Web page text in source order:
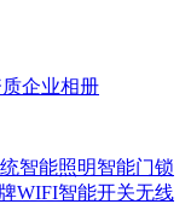
企业相册
智能照明智能门锁
WIFI智能开关无线